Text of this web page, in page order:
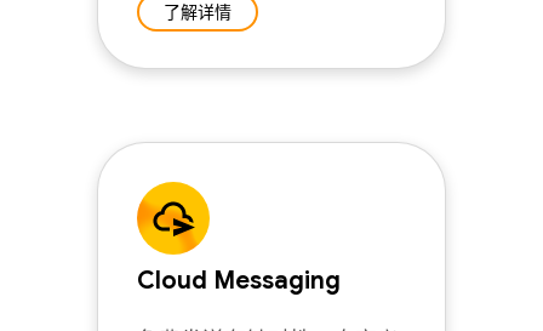
了解详情
Cloud Messaging